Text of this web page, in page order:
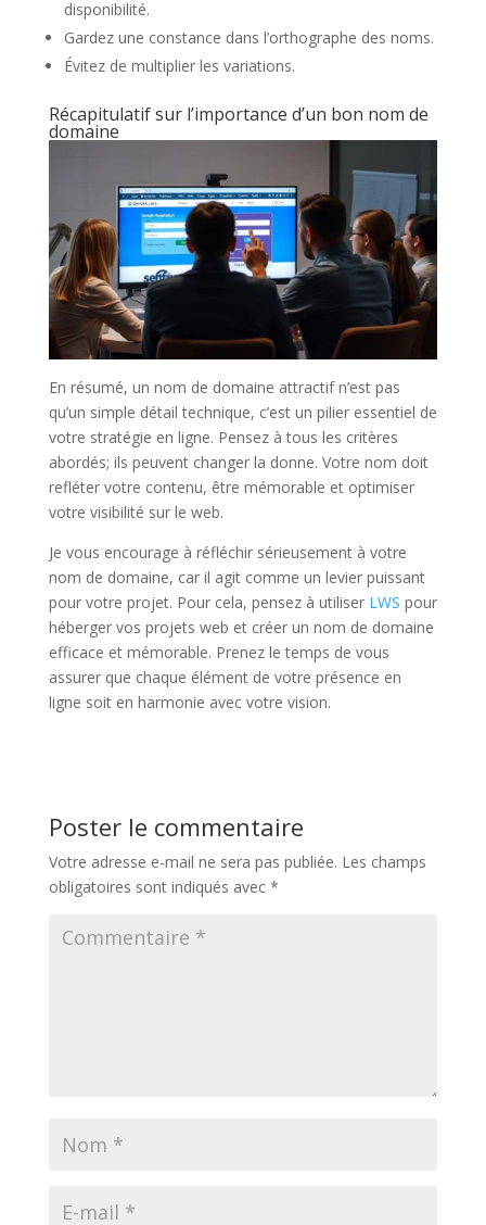
disponibilité.
Gardez une constance dans l’orthographe des noms.
Évitez de multiplier les variations.
Récapitulatif sur l’importance d’un bon nom de
domaine
En résumé, un nom de domaine attractif n’est pas
qu’un simple détail technique, c’est un pilier essentiel de
votre stratégie en ligne. Pensez à tous les critères
abordés; ils peuvent changer la donne. Votre nom doit
refléter votre contenu, être mémorable et optimiser
votre visibilité sur le web.
Je vous encourage à réfléchir sérieusement à votre
nom de domaine, car il agit comme un levier puissant
pour votre projet. Pour cela, pensez à utiliser LWS pour
héberger vos projets web et créer un nom de domaine
efficace et mémorable. Prenez le temps de vous
assurer que chaque élément de votre présence en
ligne soit en harmonie avec votre vision.
Poster le commentaire
Votre adresse e-mail ne sera pas publiée. Les champs
obligatoires sont indiqués avec *